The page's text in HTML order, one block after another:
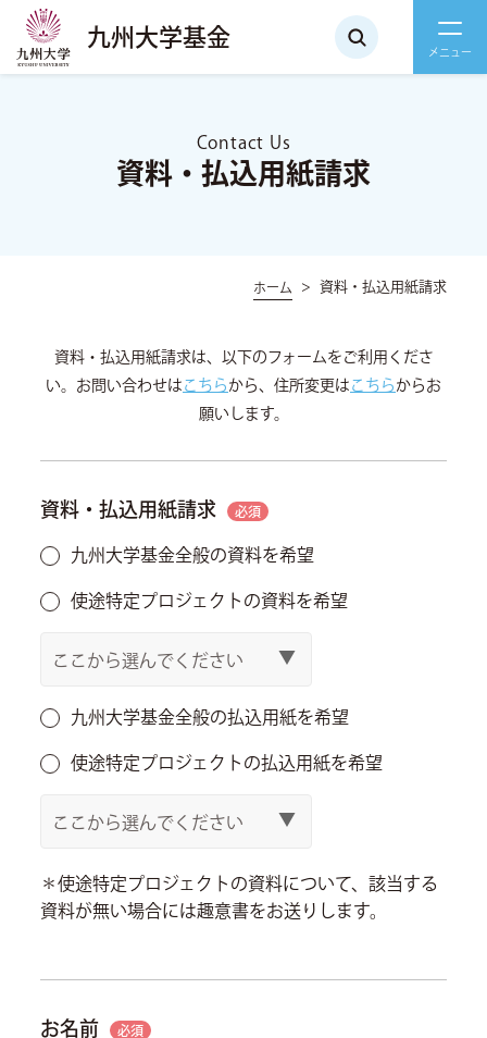
九州大学基金
Contact Us
資料・払込用紙請求
ホーム 資料・払込用紙請求
資料・払込用紙請求は、以下のフォームをご利用くださ
い。 お問い合わせは こちら から、住所変更は こちら からお
願いします。
資料・払込用紙請求 必須
九州大学基金全般の資料を希望
使途特定プロジェクトの資料を希望
九州大学基金全般の払込用紙を希望
使途特定プロジェクトの払込用紙を希望
＊使途特定プロジェクトの資料について、該当する
資料が無い場合には趣意書をお送りします。
お名前 必須